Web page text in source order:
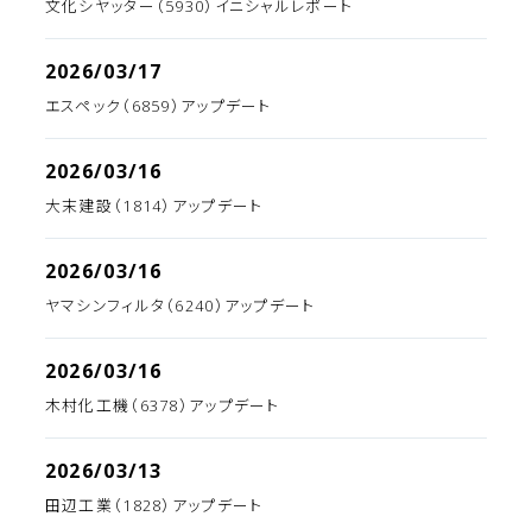
文化シヤッター（5930）イニシャルレポート
2026/03/17
エスペック（6859）アップデート
2026/03/16
大末建設（1814）アップデート
2026/03/16
ヤマシンフィルタ（6240）アップデート
2026/03/16
木村化工機（6378）アップデート
2026/03/13
田辺工業（1828）アップデート